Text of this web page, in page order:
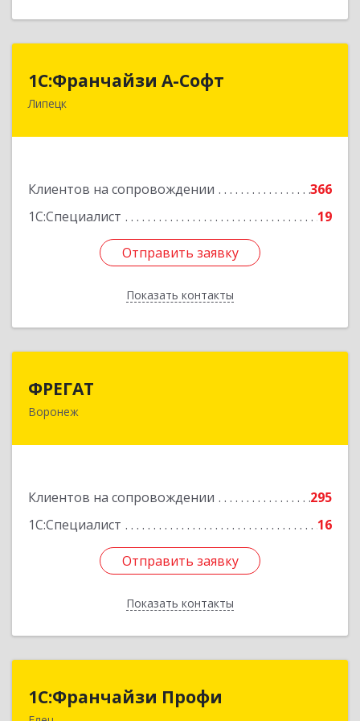
1С:Франчайзи А-Софт
Липецк
Клиентов на сопровождении
366
1С:Специалист
19
Отправить заявку
Показать контакты
1С:Франчайзи А-Софт
398059, Липецкая обл, Липецк г, Фрунзе ул,
Отправить заявку
Назад
ФРЕГАТ
Воронеж
Клиентов на сопровождении
295
1С:Специалист
16
Отправить заявку
Показать контакты
Отправить заявку
Назад
1С:Франчайзи Профи
1С:Франчайзи Профи